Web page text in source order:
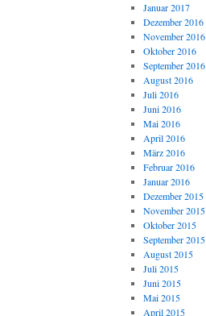
Januar 2017
Dezember 2016
November 2016
Oktober 2016
September 2016
August 2016
Juli 2016
Juni 2016
Mai 2016
April 2016
März 2016
Februar 2016
Januar 2016
Dezember 2015
November 2015
Oktober 2015
September 2015
August 2015
Juli 2015
Juni 2015
Mai 2015
April 2015